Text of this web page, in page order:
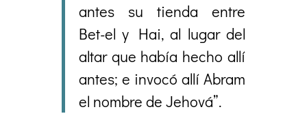
antes su tienda entre
Bet-el y Hai, al lugar del
altar que había hecho allí
antes; e invocó allí Abram
el nombre de Jehová”.